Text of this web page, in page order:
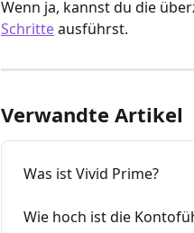
Wenn ja, kannst du die
Schritte ausführst.
Verwandte Artikel
Was ist Vivid Prime?
Wie hoch ist die